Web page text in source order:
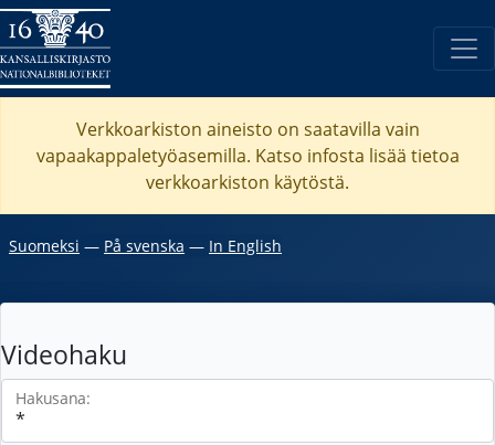
Verkkoarkiston aineisto on saatavilla vain
vapaakappaletyöasemilla. Katso infosta lisää tietoa
verkkoarkiston käytöstä.
Suomeksi ― På svenska ― In English
Videohaku
Hakusana: